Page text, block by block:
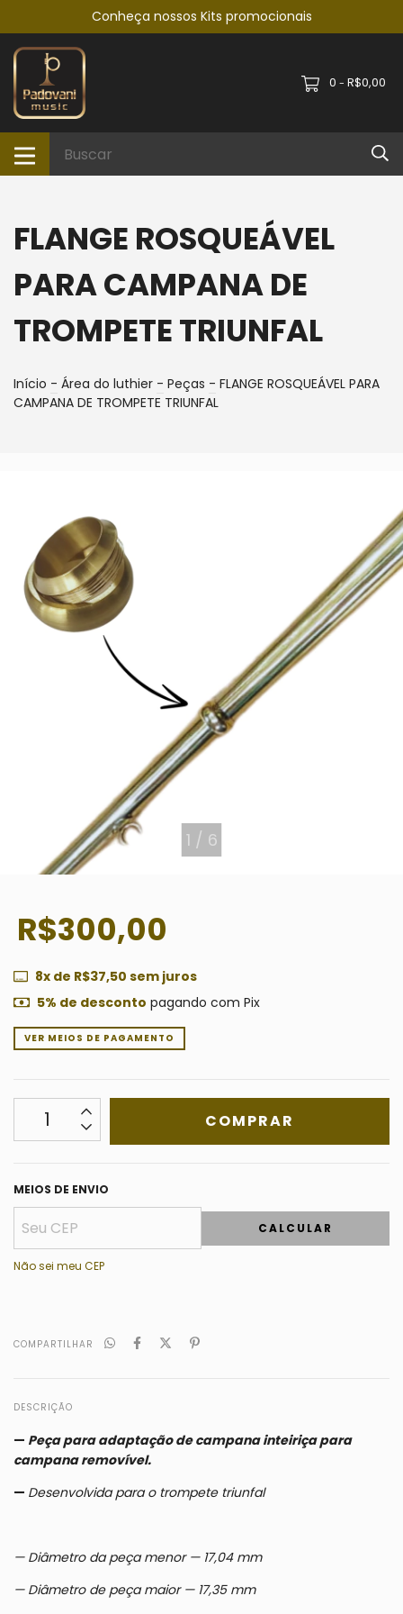
Conheça nossos Kits promocionais
0 - R$0,00
FLANGE ROSQUEÁVEL
PARA CAMPANA DE
TROMPETE TRIUNFAL
Início - Área do luthier - Peças - FLANGE ROSQUEÁVEL PARA
CAMPANA DE TROMPETE TRIUNFAL
1 / 6
R$300,00
8x de R$37,50 sem juros
5% de desconto pagando com Pix
VER MEIOS DE PAGAMENTO
MEIOS DE ENVIO
CALCULAR
Não sei meu CEP
COMPARTILHAR
DESCRIÇÃO
— Peça para adaptação de campana inteiriça para
campana removível.
— Desenvolvida para o trompete triunfal
— Diâmetro da peça menor — 17,04 mm
— Diâmetro de peça maior — 17,35 mm